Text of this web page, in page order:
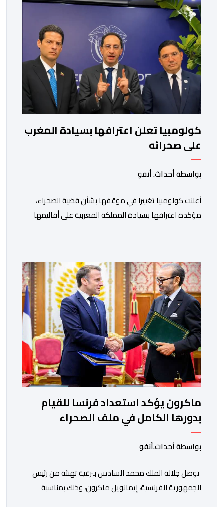
كولومبيا تعلن اعترافها بسيادة المغرب
على صحرائه
بواسطة أحداث. أنفو
أعلنت كولومبيا تغييرا في موقفها بشأن قضية الصحراء،
مؤكدة اعترافها بسيادة المملكة المغربية على أقاليمها
الافريقي والمغاربة المقيمين بالخارج، ناصر بوريطة، ونائب
رئيس جمهورية كولومبيا، خوسيه مانويل ريستريبو، بحضور
وزير العلاقات الخارجية عمر بولا إسكوبار. وبهذه المناسبة،
أكد السيد […]
ماكرون يؤكد استعداد فرنسا للقيام
بدورها الكامل في ملف الصحراء
بواسطة أحداث.أنفو
توصل جلالة الملك محمد السادس ببرقية تهنئة من رئيس
الجمهورية الفرنسية، إيمانويل ماكرون، وذلك بمناسبة